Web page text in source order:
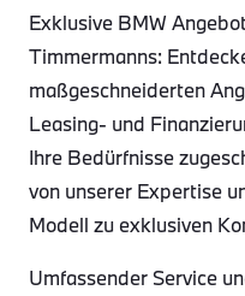
Exklusive BMW
Timmermanns:
maßgeschneiderten
Leasing- und
Ihre Bedürfnisse
von unserer Expertise
Modell zu exklusiven
Umfassender Service